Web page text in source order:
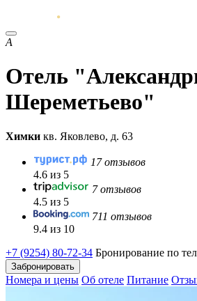
А
Отель
Шереметьево"
Химки кв. Яковлево, д. 63
17 отзывов
4.6 из 5
7 отзывов
4.5 из 5
711 отзывов
9.4 из 10
+7 (9254) 80-72-34 Бронирование по
Забронировать
Номера и цены Об отеле Питание